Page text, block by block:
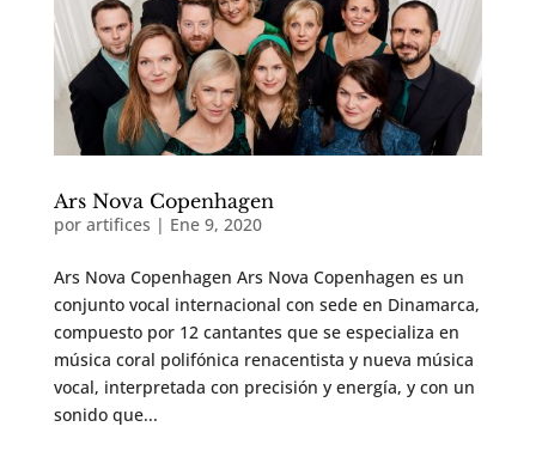
Ars Nova Copenhagen
por artifices | Ene 9, 2020
Ars Nova Copenhagen Ars Nova Copenhagen es un
conjunto vocal internacional con sede en Dinamarca,
compuesto por 12 cantantes que se especializa en
música coral polifónica renacentista y nueva música
vocal, interpretada con precisión y energía, y con un
sonido que...